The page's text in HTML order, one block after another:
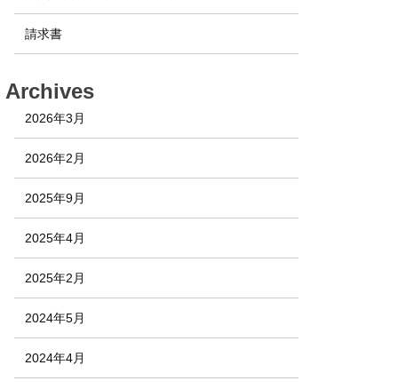
請求書
Archives
2026年3月
2026年2月
2025年9月
2025年4月
2025年2月
2024年5月
2024年4月